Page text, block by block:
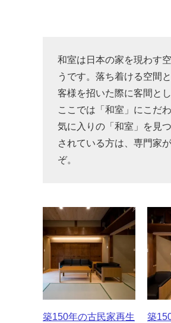
和室は日本の家を現わす
うです。落ち着ける空間
客様を招いた際に客間と
ここでは「和室」にこだ
気に入りの「和室」を見
されている方は、専門家
ぞ。
築150年の古民家再生 築